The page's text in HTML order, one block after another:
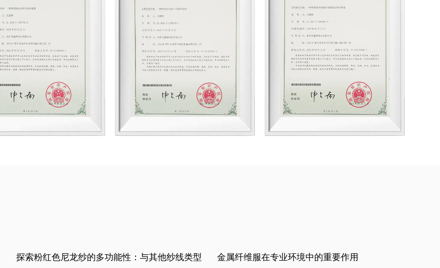
线类型 金属纤维服在专业环境中的重要作用 皇家线：金属刺绣如何塑造历史和文化